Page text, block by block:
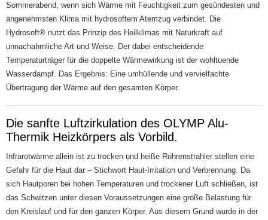
Sommerabend, wenn sich Wärme mit Feuchtigkeit zum gesündesten und
angenehmsten Klima mit hydrosoftem Atemzug verbindet. Die
Hydrosoft® nutzt das Prinzip des Heilklimas mit Naturkraft auf
unnachahmliche Art und Weise. Der dabei entscheidende
Temperaturträger für die doppelte Wärmewirkung ist der wohltuende
Wasserdampf. Das Ergebnis: Eine umhüllende und vervielfachte
Übertragung der Wärme auf den gesamten Körper.
Die sanfte Luftzirkulation des OLYMP Alu-
Thermik Heizkörpers als Vorbild.
Infrarotwärme allein ist zu trocken und heiße Röhrenstrahler stellen eine
Gefahr für die Haut dar – Stichwort Haut-Irritation und Verbrennung. Da
sich Hautporen bei hohen Temperaturen und trockener Luft schließen, ist
das Schwitzen unter diesen Voraussetzungen eine große Belastung für
den Kreislauf und für den ganzen Körper. Aus diesem Grund wurde in der